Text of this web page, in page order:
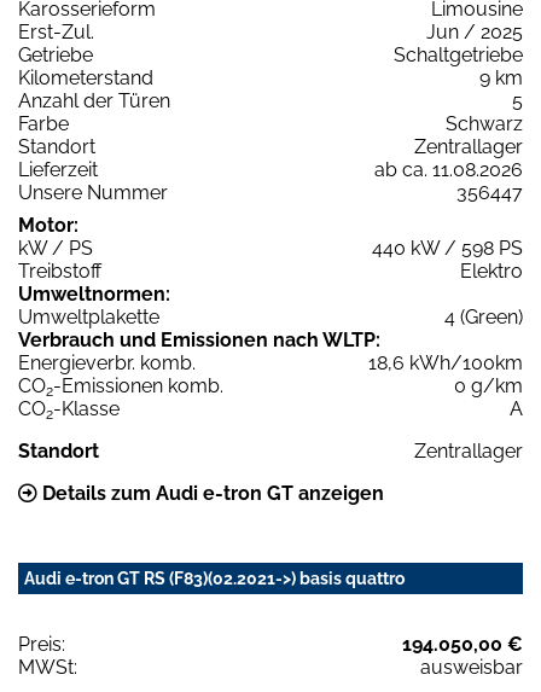
Karosserieform
Limousine
Erst-Zul.
Jun / 2025
Getriebe
Schaltgetriebe
Kilometerstand
9 km
Anzahl der Türen
5
Farbe
Schwarz
Standort
Zentrallager
Lieferzeit
ab ca. 11.08.2026
Unsere Nummer
356447
Motor:
kW / PS
440 kW / 598 PS
Treibstoff
Elektro
Umweltnormen:
Umweltplakette
4 (Green)
Verbrauch und Emissionen nach WLTP:
Energieverbr. komb.
18,6 kWh/100km
CO2-Emissionen komb.
0 g/km
CO2-Klasse
A
Standort
Zentrallager
Details zum Audi e-tron GT anzeigen
Audi e-tron GT RS (F83)(02.2021->) basis quattro
Preis:
194.050,00 €
MWSt:
ausweisbar